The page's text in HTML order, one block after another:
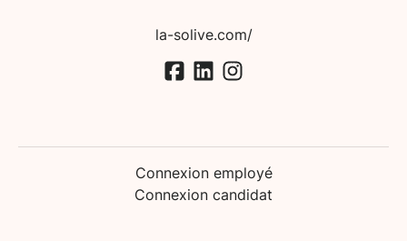
la-solive.com/
Connexion employé
Connexion candidat